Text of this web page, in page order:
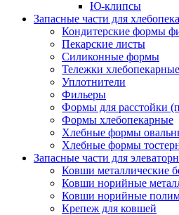
Ю-клипсы
Запасные части для
Кондитерские формы
Пекарские листы
Силиконные формы
Тележки
Уплотнители
Фильеры
Формы для расстойки
Формы хлебопекарные
Хлебные формы
Хлебные формы
Запасные части для
Ковши металлические
Ковши норийные
Ковши норийные
Крепеж для ковшей